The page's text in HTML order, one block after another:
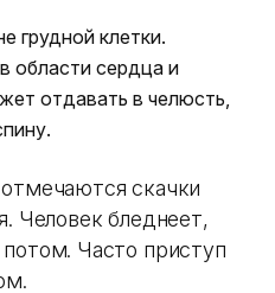
грудной клетки.
области сердца и
отдавать в челюсть,
скачки
Человек бледнеет,
Часто приступ